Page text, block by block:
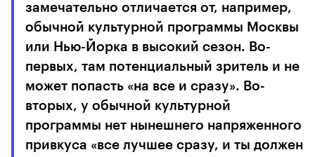
замечательно отличается от, например,
обычной культурной программы Москвы
или Нью-Йорка в высокий сезон. Во-
первых, там потенциальный зритель и не
может попасть «на все и сразу». Во-
вторых, у обычной культурной
программы нет нынешнего напряженного
привкуса «все лучшее сразу, и ты должен